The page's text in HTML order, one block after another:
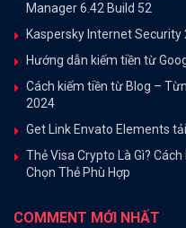
Manager 6.42 Build 52
Kaspersky Internet Security
Hướng dẫn kiếm tiền từ
Cách kiếm tiền từ Blog –
2024
Get Link Envato Elements
Thẻ Visa Crypto Là Gì?
Chọn Thẻ Phù Hợp
COMMENT MỚI NHẤT